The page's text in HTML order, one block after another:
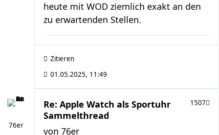
heute mit WOD ziemlich exakt an den
zu erwartenden Stellen.
Zitieren
01.05.2025, 11:49
76er
Re: Apple Watch als Sportuhr
Sammelthread
1507
von 76er